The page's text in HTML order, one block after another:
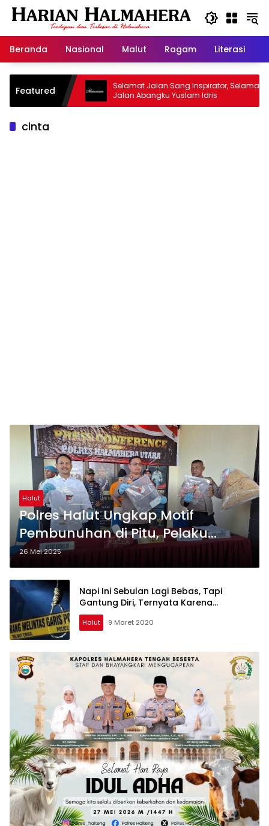
Langsung
Beranda
Nasional Malut Ragam Literasi
Featured
Warisan
Selamat Jalan Sang Inspirator, Selamat
Jalan Abangku Yuslam Idris
cinta
Halut
Polres Halut Ungkap Motif
Pembunuhan di Pitu, Pelaku
Nekat Habisi Korban Gegara Ini
26 Mei 2025
Napi Ini Sebulan Lagi Bebas, Tapi
Gantung Diri, Ternyata Karena…
Halut 9 Maret 2020